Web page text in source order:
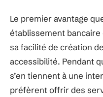
Le premier avantage
établissement bancaire
sa facilité de création
accessibilité. Pendant
s’en tiennent à une
préfèrent offrir des